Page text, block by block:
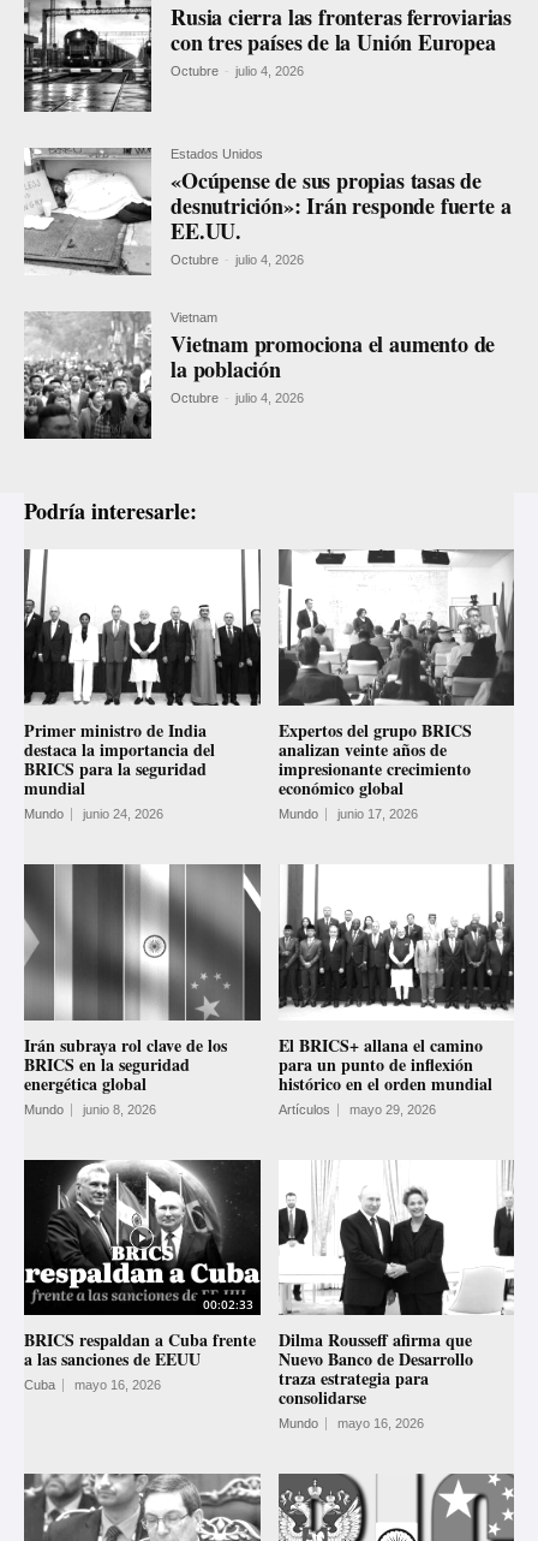
Rusia cierra las fronteras ferroviarias
con tres países de la Unión Europea
Octubre - julio 4, 2026
Estados Unidos
«Ocúpense de sus propias tasas de
desnutrición»: Irán responde fuerte a
EE.UU.
Octubre - julio 4, 2026
Vietnam
Vietnam promociona el aumento de
la población
Octubre - julio 4, 2026
Podría interesarle:
Primer ministro de India
destaca la importancia del
BRICS para la seguridad
mundial
Mundo junio 24, 2026
Expertos del grupo BRICS
analizan veinte años de
impresionante crecimiento
económico global
Mundo junio 17, 2026
Irán subraya rol clave de los
BRICS en la seguridad
energética global
Mundo junio 8, 2026
El BRICS+ allana el camino
para un punto de inflexión
histórico en el orden mundial
Artículos mayo 29, 2026
00:02:33
BRICS respaldan a Cuba frente
a las sanciones de EEUU
Cuba mayo 16, 2026
Dilma Rousseff afirma que
Nuevo Banco de Desarrollo
traza estrategia para
consolidarse
Mundo mayo 16, 2026